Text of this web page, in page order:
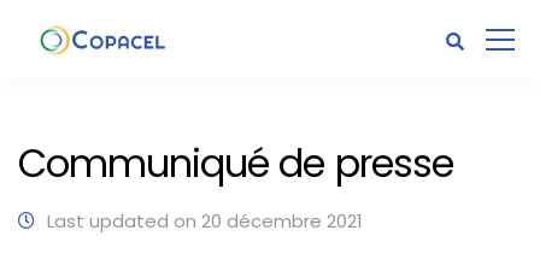
Communiqué de presse
Last updated on 20 décembre 2021